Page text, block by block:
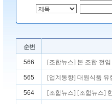
순번
566 [조합뉴스] 본 조합 전
565 [업계동향] 대원식품 유
564 [조합뉴스] [조합뉴스]